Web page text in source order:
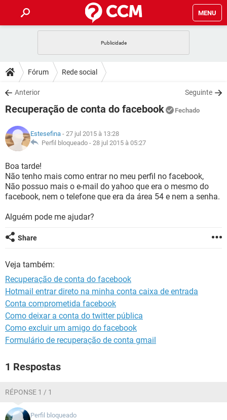
MENU
CELULAR
OUTLOOK
INSTAGRAM GMAIL
GUIA DE COMPRAS
DICAS
JOGOS
INSTAGRAM
GUIA DE COMPRAS
DOWNLOADS
JOGOS WHATSAPP
CELULAR
OUTLOOK EXCEL
INSTAGRAM
GUIA DE COMPRAS
FÓRUM
JOGOS
CELULAR
OUTLOOK
INSTAGRAM GMAIL
GLOSSÁRIO
CELULAR FACEBOOK
OUTLOOK EXCEL
INSTAGRAM
GUIA DE COMPRAS
Fórum Rede social
Anterior Seguinte
Recuperação de conta do facebook Fechado
Estesefina - 27 jul 2015 à 13:28
Perfil bloqueado - 28 jul 2015 à 05:27
Boa tarde!
Não tenho mais como entrar no meu perfil no facebook,
Não possuo mais o e-mail do yahoo que era o mesmo do
facebook, nem o telefone que era da área 54 e nem a senha.
Alguém pode me ajudar?
Share
Veja também:
Recuperação de conta do facebook
Hotmail entrar direto na minha conta caixa de entrada
Conta comprometida facebook
Como deixar a conta do twitter pública
Como excluir um amigo do facebook
Formulário de recuperação de conta gmail
1 Respostas
RÉPONSE 1 / 1
Perfil bloqueado